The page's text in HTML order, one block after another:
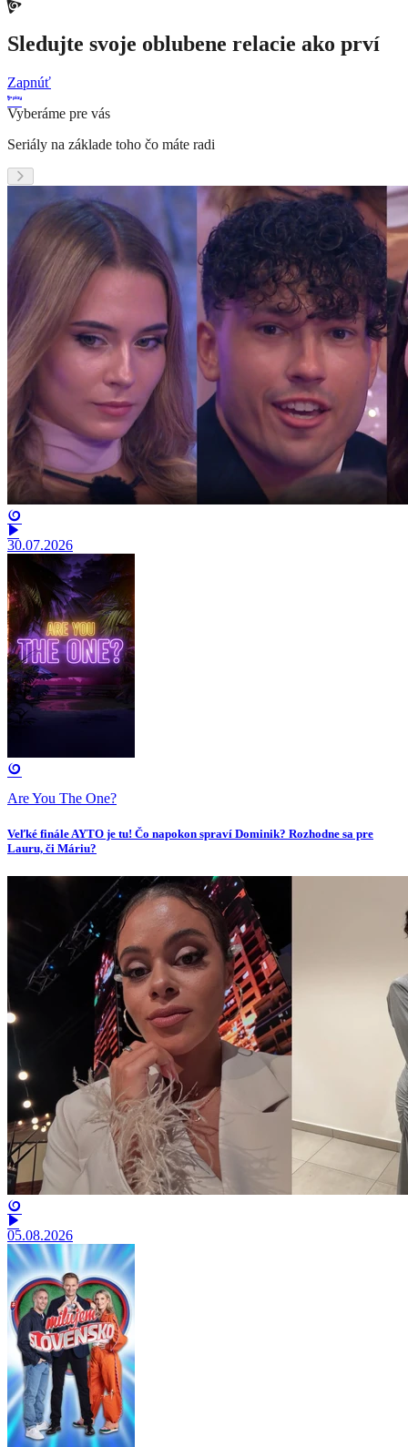
Sledujte svoje oblubene relacie ako prví
Zapnúť
Vyberáme pre vás
Seriály na základe toho čo máte radi
30.07.2026
Are You The One?
Veľké finále AYTO je tu! Čo napokon spraví Dominik? Rozhodne sa pre
Lauru, či Máriu?
05.08.2026